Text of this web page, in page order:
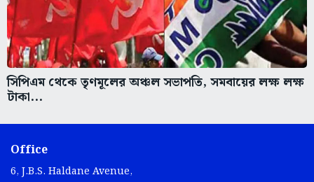
সিপিএম থেকে তৃণমূলের অঞ্চল সভাপতি, সমবায়ের লক্ষ লক্ষ
টাকা...
Office
6, J.B.S. Haldane Avenue,